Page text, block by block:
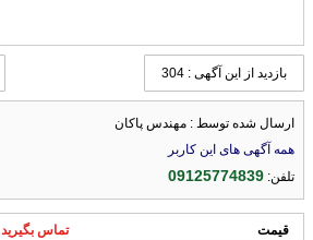
بازدید از این آگهی : 304
ارسال شده توسط : مهندس پاکان
همه آگهی های این کاربر
تلفن:09125774839
قیمت تماس بگیرید